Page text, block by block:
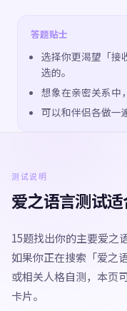
答题贴士
选择你更渴望「接
选的。
想象在亲密关系中
可以和伴侣各做一
测试说明
爱之语言测试适
15题找出你的主要爱之
如果你正在搜索「爱之
或相关人格自测，本页
卡片。